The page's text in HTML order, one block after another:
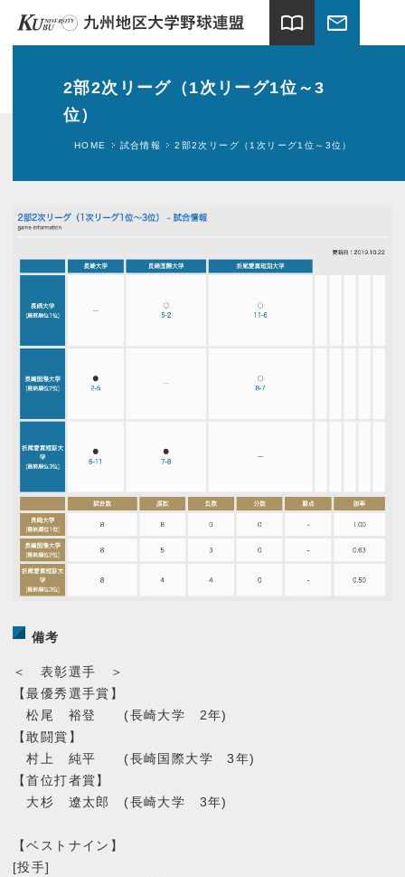
import_contacts mail
試合情報
加盟大学
球場案内
関連団体
ギャラリー
パンフレット申し込み
お問い合わせ
プライバシーポリシー
2部2次リーグ（1次リーグ1位～3
位）
HOME 試合情報 2部2次リーグ（1次リーグ1位～3位）
備考
＜ 表彰選手 ＞
【最優秀選手賞】
松尾 裕登 (長崎大学 2年)
【敢闘賞】
村上 純平 (長崎国際大学 3年)
【首位打者賞】
大杉 遼太郎 (長崎大学 3年)
【ベストナイン】
[投手]